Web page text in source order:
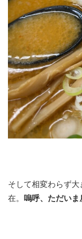
そして相変わらず
在。
嗚呼、ただい